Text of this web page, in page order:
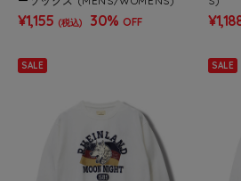
¥1,155 (税込) 30% OFF
SALE SALE